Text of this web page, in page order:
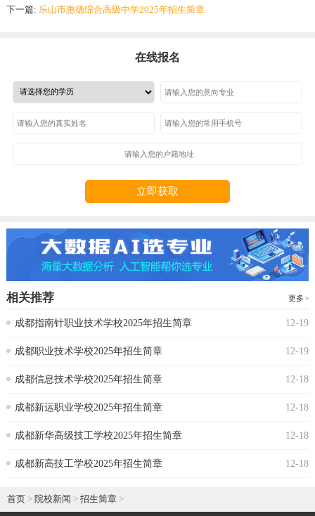
下一篇: 乐山市惠德综合高级中学2025年招生简章
在线报名
立即获取
相关推荐 更多
成都指南针职业技术学校2025年招生简章 12-19
成都职业技术学校2025年招生简章 12-19
成都信息技术学校2025年招生简章 12-18
成都新运职业学校2025年招生简章 12-18
成都新华高级技工学校2025年招生简章 12-18
成都新高技工学校2025年招生简章 12-18
首页 > 院校新闻 > 招生简章 >